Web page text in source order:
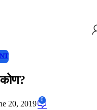
20, 2019 0